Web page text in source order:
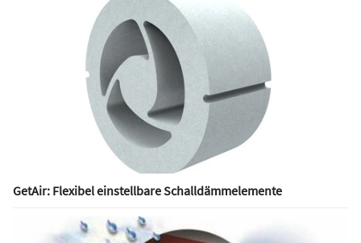
GetAir: Flexibel einstellbare Schalldämmelemente